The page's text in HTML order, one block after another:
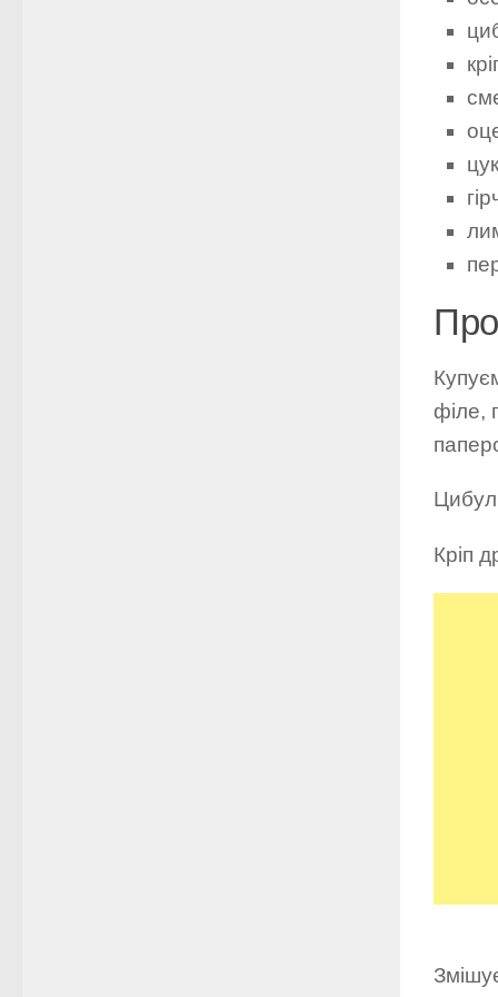
філе,
Кріп